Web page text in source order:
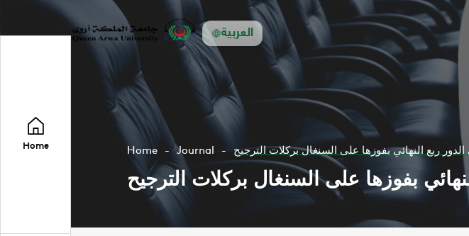
العربية
Home Home Journal ربع النهائي بفوزها على السنغال بركلات الترجيح
بفوزها على السنغال بركلات الترجيح